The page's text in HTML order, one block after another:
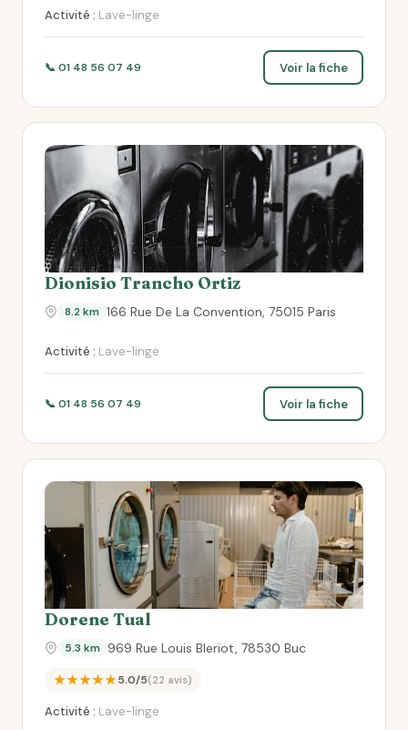
Activité : Lave-linge
📞 01 48 56 07 49 Voir la fiche
Dionisio Trancho Ortiz
8.2 km 166 Rue De La Convention, 75015 Paris
Activité : Lave-linge
📞 01 48 56 07 49 Voir la fiche
Dorene Tual
5.3 km 969 Rue Louis Bleriot, 78530 Buc
★★★★★5.0/5(22 avis)
Activité : Lave-linge